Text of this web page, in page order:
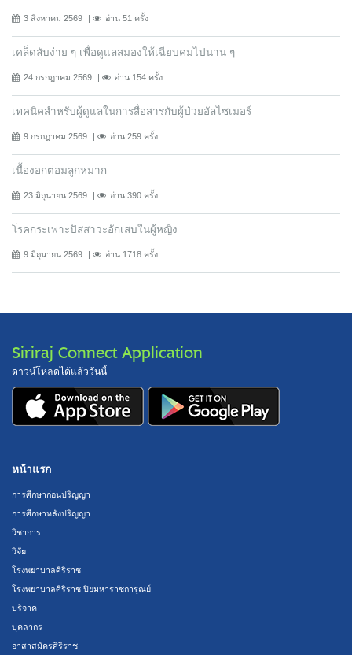
3 สิงหาคม 2569 อ่าน 51 ครั้ง
เคล็ดลับง่าย ๆ เพื่อดูแลสมองให้เฉียบคมไปนาน ๆ
24 กรกฎาคม 2569 อ่าน 154 ครั้ง
เทคนิคสำหรับผู้ดูแลในการสื่อสารกับผู้ป่วยอัลไซเมอร์
9 กรกฎาคม 2569 อ่าน 259 ครั้ง
เนื้องอกต่อมลูกหมาก
23 มิถุนายน 2569 อ่าน 390 ครั้ง
โรคกระเพาะปัสสาวะอักเสบในผู้หญิง
9 มิถุนายน 2569 อ่าน 1718 ครั้ง
Siriraj Connect Application
ดาวน์โหลดได้แล้ววันนี้
หน้าแรก
การศึกษาก่อนปริญญา
การศึกษาหลังปริญญา
วิชาการ
วิจัย
โรงพยาบาลศิริราช
โรงพยาบาลศิริราช ปิยมหาราชการุณย์
บริจาค
บุคลากร
อาสาสมัครศิริราช